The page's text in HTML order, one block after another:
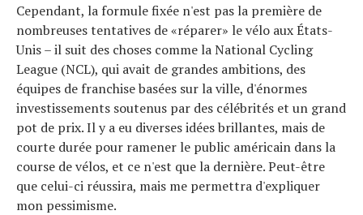
Cependant, la formule fixée n'est pas la première de
nombreuses tentatives de «réparer» le vélo aux États-
Unis – il suit des choses comme la National Cycling
League (NCL), qui avait de grandes ambitions, des
équipes de franchise basées sur la ville, d'énormes
investissements soutenus par des célébrités et un grand
pot de prix. Il y a eu diverses idées brillantes, mais de
courte durée pour ramener le public américain dans la
course de vélos, et ce n'est que la dernière. Peut-être
que celui-ci réussira, mais me permettra d'expliquer
mon pessimisme.
Tous nos articles
À propos